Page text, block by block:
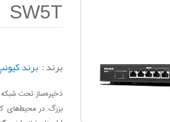
SW5T
برند : برند
بزرگ در محیط‌های